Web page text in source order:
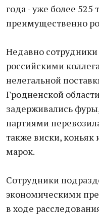
года - уже более 525
преимущественно
Недавно
российскими
нелегальной
Гродненской
задерживались
партиями
также виски,
марок.
Сотрудники
экономическими
в ходе